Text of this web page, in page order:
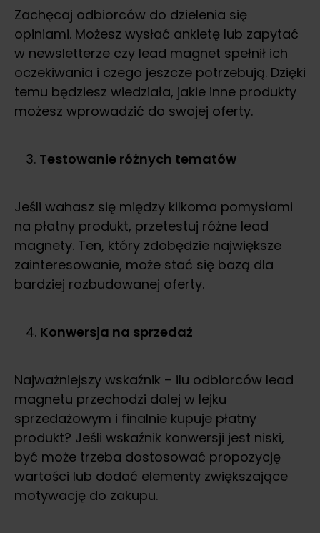
Zachęcaj odbiorców do dzielenia się
opiniami. Możesz wysłać ankietę lub zapytać
w newsletterze czy lead magnet spełnił ich
oczekiwania i czego jeszcze potrzebują. Dzięki
temu będziesz wiedziała, jakie inne produkty
możesz wprowadzić do swojej oferty.
Testowanie różnych tematów
Jeśli wahasz się między kilkoma pomysłami
na płatny produkt, przetestuj różne lead
magnety. Ten, który zdobędzie największe
zainteresowanie, może stać się bazą dla
bardziej rozbudowanej oferty.
Konwersja na sprzedaż
Najważniejszy wskaźnik – ilu odbiorców lead
magnetu przechodzi dalej w lejku
sprzedażowym i finalnie kupuje płatny
produkt? Jeśli wskaźnik konwersji jest niski,
być może trzeba dostosować propozycję
wartości lub dodać elementy zwiększające
motywację do zakupu.